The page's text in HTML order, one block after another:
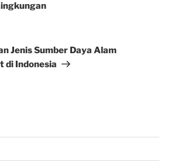
Jenis Sumber Daya Alam
di Indonesia